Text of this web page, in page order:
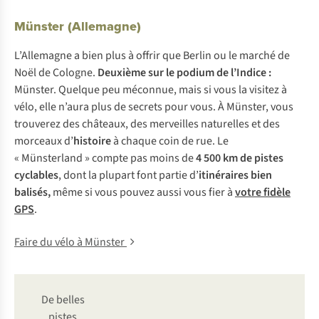
Münster (Allemagne)
L’Allemagne a bien plus à offrir que Berlin ou le marché de
Noël de Cologne. Deuxième sur le podium de l’Indice :
Münster. Quelque peu méconnue, mais si vous la visitez à
vélo, elle n’aura plus de secrets pour vous. À Münster, vous
trouverez des châteaux, des merveilles naturelles et des
morceaux d’histoireà chaque coin de rue. Le
« Münsterland » compte pas moins de4 500 km de pistes
cyclables, dont la plupart font partie d’itinéraires bien
balisés,même si vous pouvez aussi vous fier àvotre fidèle
GPS.
Faire du vélo à Münster
De belles